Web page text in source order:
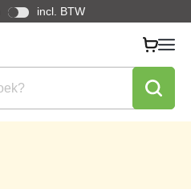
incl. BTW